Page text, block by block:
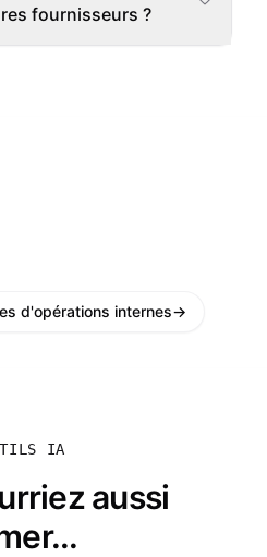
fournisseurs ?
d'opérations internes→
IA
aussi